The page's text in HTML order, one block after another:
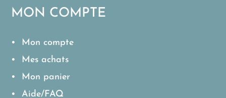
MON COMPTE
• Mon compte
• Mes achats
• Mon panier
• Aide/FAQ